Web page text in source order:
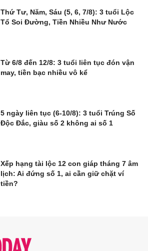
Thứ Tư, Năm, Sáu (5, 6, 7/8): 3 tuổi Lộc
Tổ Soi Đường, Tiền Nhiều Như Nước
Từ 6/8 đến 12/8: 3 tuổi liên tục đón vận
may, tiền bạc nhiều vô kể
5 ngày liên tục (6-10/8): 3 tuổi Trúng Số
Độc Đắc, giàu số 2 không ai số 1
Xếp hạng tài lộc 12 con giáp tháng 7 âm
lịch: Ai đứng số 1, ai cần giữ chặt ví
tiền?